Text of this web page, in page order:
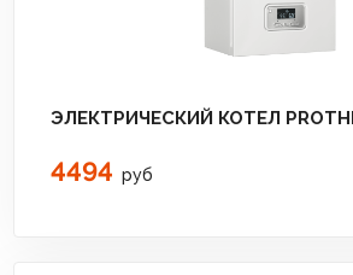
ЭЛЕКТРИЧЕСКИЙ КОТЕЛ
4494 руб